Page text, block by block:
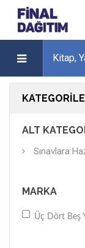
ALT
Sınavlara
MARKA
Üç Dört Beş